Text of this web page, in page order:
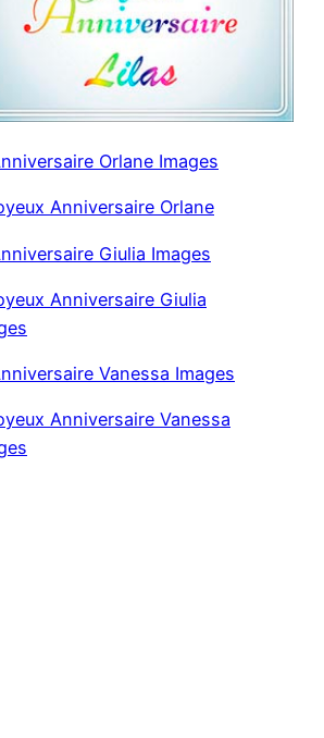
Orlane Images
Giulia Images
Vanessa Images